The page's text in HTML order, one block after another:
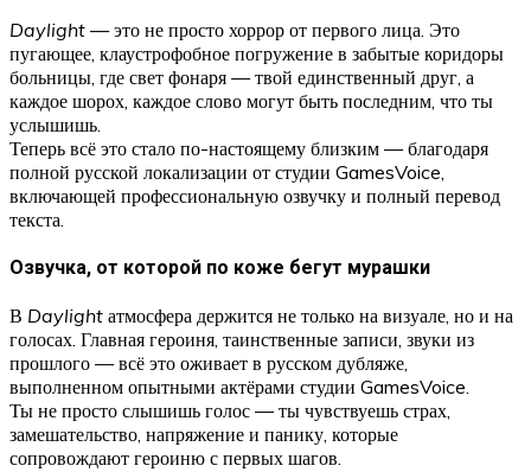
Daylight — это не просто хоррор от первого лица. Это
пугающее, клаустрофобное погружение в забытые коридоры
больницы, где свет фонаря — твой единственный друг, а
каждое шорох, каждое слово могут быть последним, что ты
услышишь.
Теперь всё это стало по-настоящему близким — благодаря
полной русской локализации от студии GamesVoice,
включающей профессиональную озвучку и полный перевод
текста.
Озвучка, от которой по коже бегут мурашки
В Daylight атмосфера держится не только на визуале, но и на
голосах. Главная героиня, таинственные записи, звуки из
прошлого — всё это оживает в русском дубляже,
выполненном опытными актёрами студии GamesVoice.
Ты не просто слышишь голос — ты чувствуешь страх,
замешательство, напряжение и панику, которые
сопровождают героиню с первых шагов.